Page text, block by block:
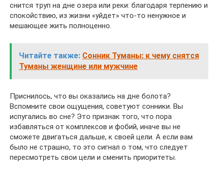
снится труп на дне озера или реки: благодаря терпению и
спокойствию, из жизни «уйдет» что-то ненужное и
мешающее жить полноценно.
Читайте также: Сонник Туманы: к чему снятся
Туманы женщине или мужчине
Приснилось, что вы оказались на дне болота?
Вспомните свои ощущения, советуют сонники. Вы
испугались во сне? Это признак того, что пора
избавляться от комплексов и фобий, иначе вы не
сможете двигаться дальше, к своей цели. А если вам
было не страшно, то это сигнал о том, что следует
пересмотреть свои цели и сменить приоритеты.